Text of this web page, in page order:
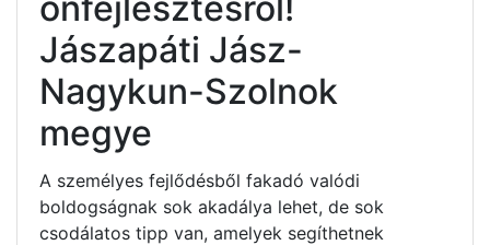
Jászapáti Jász-
Nagykun-Szolnok
megye
A személyes fejlődésből fakadó valódi
boldogságnak sok akadálya lehet, de sok
csodálatos tipp van, amelyek segíthetnek